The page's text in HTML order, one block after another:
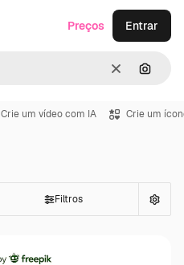
Limpar
Preços Entrar
Crie um vídeo com IA Crie um
Filtros